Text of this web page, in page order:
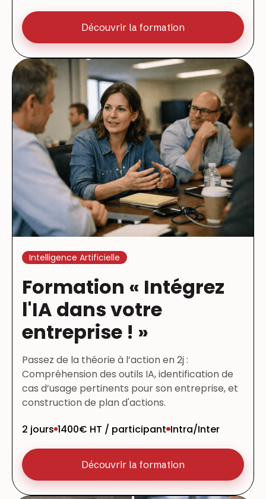
Découvrir la formation
Intelligence Artificielle
Formation « Intégrez
l'IA dans votre
entreprise ! »
Passez de la théorie à l’action en 2j :
Compréhension des outils IA, identification de
cas d’usage pertinents pour son entreprise, et
construction de plan d'actions.
2 jours 1400€ HT / participant Intra/Inter
Découvrir la formation